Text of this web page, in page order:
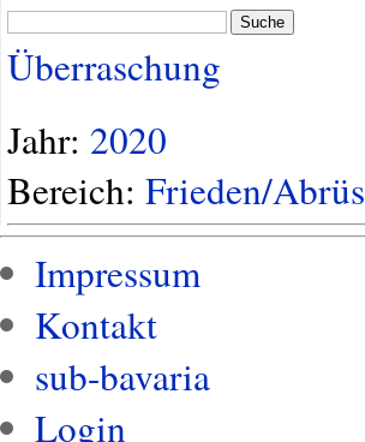
Suche
Überraschung
Jahr: 2020
Bereich: Frieden/
Impressum
Kontakt
sub-bavaria
Login